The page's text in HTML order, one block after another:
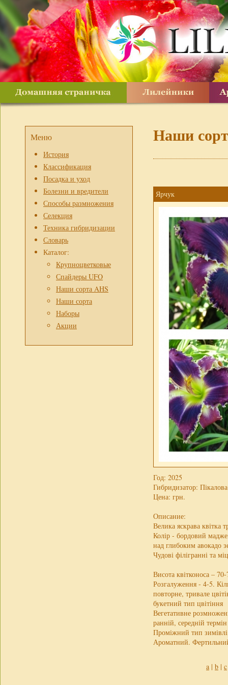
Меню
История
Классификация
Посадка и уход
Болезни и вредители
Способы размножения
Селекция
Техника гибридизации
Словарь
Каталог:
Крупноцветковые
Спайдеры UFO
Наши сорта AHS
Наши сорта
Наборы
Акции
Наши
Ярчук
Год: 2025
Гибридизатор: Пікалова
Цена: грн.
Описание:
Велика яскрава
Колір - бордовий
над глибоким авокадо
Чудові філігранні та
Висота квітконоса –
Розгалуження - 4-5.
повторне, тривале
букетний тип цвітіння
Вегетативне
ранній, середній
Проміжний тип
Ароматний.
a | b | c